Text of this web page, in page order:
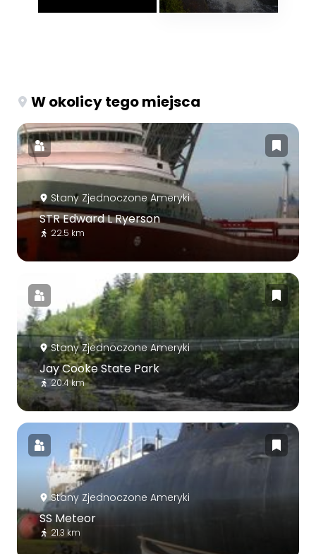
W okolicy tego miejsca
Stany Zjednoczone Ameryki
STR Edward L Ryerson
22.5 km
Stany Zjednoczone Ameryki
Jay Cooke State Park
20.4 km
Stany Zjednoczone Ameryki
SS Meteor
21.3 km